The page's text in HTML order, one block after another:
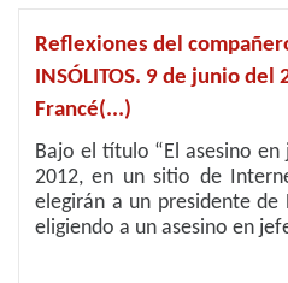
Reflexiones del
INSÓLITOS. 9 de junio del
Francé(...)
Bajo el título “El asesino
2012, en un sitio de
elegirán a un presidente de
eligiendo a un asesino en